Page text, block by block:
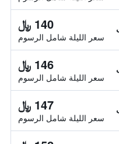
140 ﷼
سعر الليلة شامل الرسوم
146 ﷼
سعر الليلة شامل الرسوم
147 ﷼
سعر الليلة شامل الرسوم